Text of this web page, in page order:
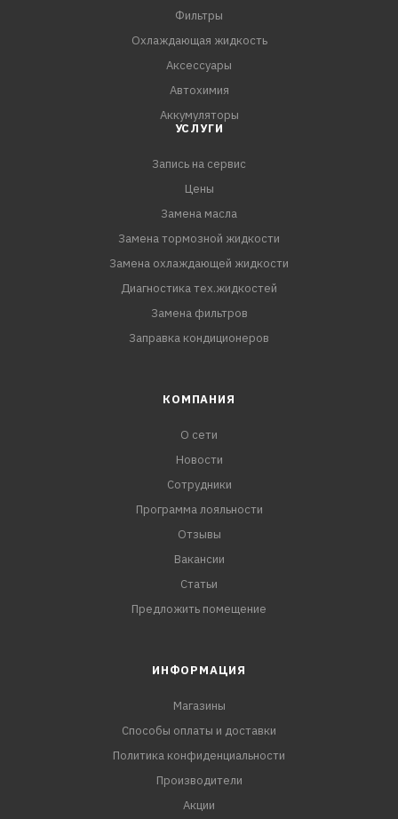
- Устраняет скрипы нерабочих поверхностей
- Облегчает монтаж и демонтаж в процессе р
Фильтры
Охлаждающая жидкость
Аксессуары
Автохимия
Аккумуляторы
УСЛУГИ
Запись на сервис
Цены
Замена масла
Замена тормозной жидкости
Замена охлаждающей жидкости
Диагностика тех.жидкостей
Замена фильтров
Заправка кондиционеров
КОМПАНИЯ
О сети
Новости
Сотрудники
Программа лояльности
Отзывы
Вакансии
Статьи
Предложить помещение
ИНФОРМАЦИЯ
Магазины
Способы оплаты и доставки
Политика конфиденциальности
Производители
Акции